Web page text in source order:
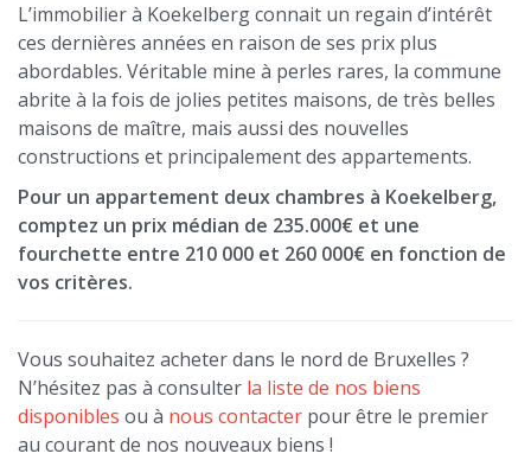
L’immobilier à Koekelberg connait un regain d’intérêt
ces dernières années en raison de ses prix plus
abordables. Véritable mine à perles rares, la commune
abrite à la fois de jolies petites maisons, de très belles
maisons de maître, mais aussi des nouvelles
constructions et principalement des appartements.
Pour un appartement deux chambres à Koekelberg,
comptez un prix médian de 235.000€ et une
fourchette entre 210 000 et 260 000€ en fonction de
vos critères.
Vous souhaitez acheter dans le nord de Bruxelles ?
N’hésitez pas à consulter la liste de nos biens
disponibles ou à nous contacter pour être le premier
au courant de nos nouveaux biens !